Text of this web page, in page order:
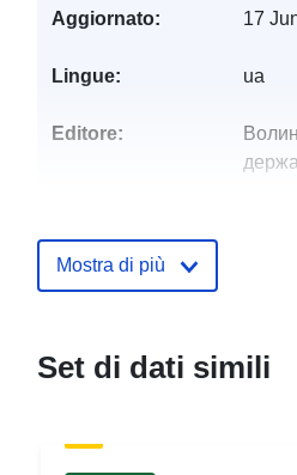
Aggiornato: 17
Lingue: ua
Editore:
catalogo:
July
Mostra di più
Set di dati simili